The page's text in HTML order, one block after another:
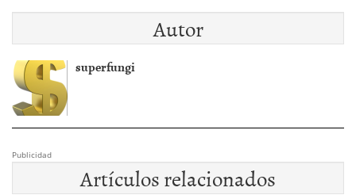
Autor
superfungi
Publicidad
Artículos relacionados